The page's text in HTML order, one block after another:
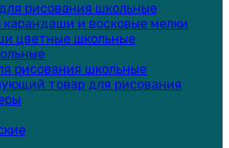
рисования школьные
карандаши и восковые мелки
цветные школьные
рисования школьные
товар для рисования